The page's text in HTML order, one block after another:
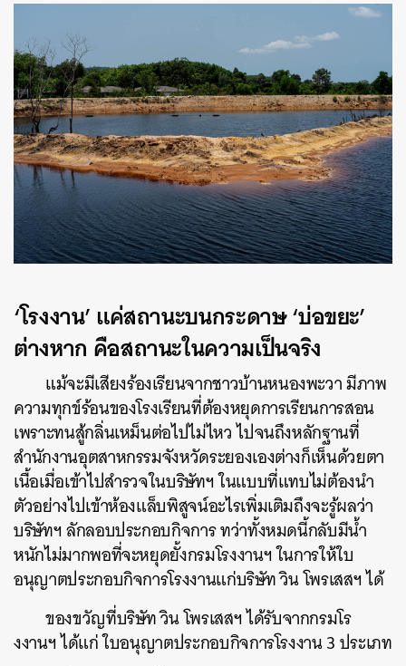
‘โรงงาน’ แค่สถานะบนกระดาษ ‘บ่อขยะ’
ต่างหาก คือสถานะในความเป็นจริง
แม้จะมีเสียงร้องเรียนจากชาวบ้านหนองพะวา มีภาพ
ความทุกข์ร้อนของโรงเรียนที่ต้องหยุดการเรียนการสอน
เพราะทนสู้กลิ่นเหม็นต่อไปไม่ไหว ไปจนถึงหลักฐานที่
สำนักงานอุตสาหกรรมจังหวัดระยองเองต่างก็เห็นด้วยตา
เนื้อเมื่อเข้าไปสำรวจในบริษัทฯ ในแบบที่แทบไม่ต้องนำ
ตัวอย่างไปเข้าห้องแล็บพิสูจน์อะไรเพิ่มเติมถึงจะรู้ผลว่า
บริษัทฯ ลักลอบประกอบกิจการ ทว่าทั้งหมดนี้กลับมีน้ำ
หนักไม่มากพอที่จะหยุดยั้งกรมโรงงานฯ ในการให้ใบ
อนุญาตประกอบกิจการโรงงานแก่บริษัท วิน โพรเสสฯ ได้
ของขวัญที่บริษัท วิน โพรเสสฯ ได้รับจากกรมโร
งงานฯ ได้แก่ ใบอนุญาตประกอบกิจการโรงงาน 3 ประเภท